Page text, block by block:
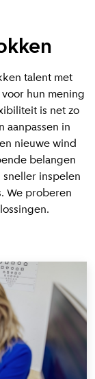
talent met
hun mening
is net zo
aanpassen in
nieuwe wind
belangen
inspelen
We proberen